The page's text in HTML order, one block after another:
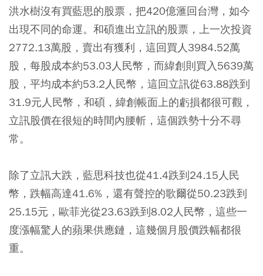
洪水樹沒有買藍思的股票，把420億滙回台灣，如今
出現不同的命運。和碩進出立訊的股票，上一次投資
2772.13萬股，賣出有獲利，這回買人3984.52萬
股，每股成本約53.03人民幣，而緯創則買入5639萬
股，平均成本約53.2人民幣，這回立訊從63.88跌到
31.9元人民幣，和碩，緯創帳面上的虧損都很可觀，
立訊股價在很短的時間內腰斬，這個跌勢十分不尋
常。
除了立訊大跌，藍思科技也從41.4跌到24.15人民
幣，跌幅高達41.6%，還有聲控的歌爾從50.23跌到
25.15元，歐菲光從23.63跌到8.02人民幣，這些一
度漲幅驚人的蘋果供應鏈，這幾個月股價跌幅都很
重。